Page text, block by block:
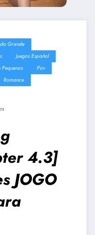
Grande
Juegos Español
Pequenos
Pov
Romance
4.3]
JOGO